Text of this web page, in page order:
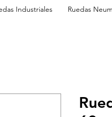
Industriales Ruedas